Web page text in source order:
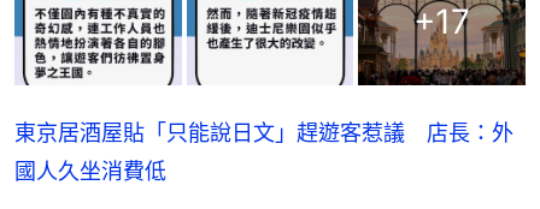
+17
東京居酒屋貼「只能說日文」趕遊客惹議 店長：外
國人久坐消費低